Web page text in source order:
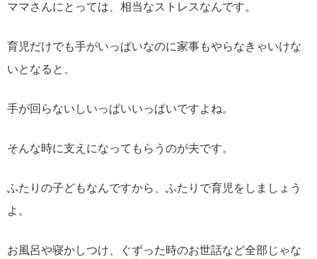
ママさんにとっては、相当なストレスなんです。
育児だけでも手がいっぱいなのに家事もやらなきゃいけな
いとなると、
手が回らないしいっぱいいっぱいですよね。
そんな時に支えになってもらうのが夫です。
ふたりの子どもなんですから、ふたりで育児をしましょう
よ。
お風呂や寝かしつけ、ぐずった時のお世話など全部じゃな